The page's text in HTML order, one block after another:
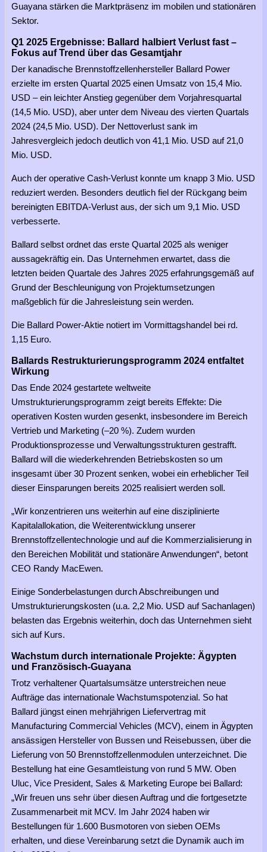
Guayana stärken die Marktpräsenz im mobilen und stationären
Sektor.
Q1 2025 Ergebnisse: Ballard halbiert Verlust fast –
Fokus auf Trend über das Gesamtjahr
Der kanadische Brennstoffzellenhersteller Ballard Power
erzielte im ersten Quartal 2025 einen Umsatz von 15,4 Mio.
USD – ein leichter Anstieg gegenüber dem Vorjahresquartal
(14,5 Mio. USD), aber unter dem Niveau des vierten Quartals
2024 (24,5 Mio. USD). Der Nettoverlust sank im
Jahresvergleich jedoch deutlich von 41,1 Mio. USD auf 21,0
Mio. USD.
Auch der operative Cash-Verlust konnte um knapp 3 Mio. USD
reduziert werden. Besonders deutlich fiel der Rückgang beim
bereinigten EBITDA-Verlust aus, der sich um 9,1 Mio. USD
verbesserte.
Ballard selbst ordnet das erste Quartal 2025 als weniger
aussagekräftig ein. Das Unternehmen erwartet, dass die
letzten beiden Quartale des Jahres 2025 erfahrungsgemäß auf
Grund der Beschleunigung von Projektumsetzungen
maßgeblich für die Jahresleistung sein werden.
Die Ballard Power-Aktie notiert im Vormittagshandel bei rd.
1,15 Euro.
Ballards Restrukturierungsprogramm 2024 entfaltet
Wirkung
Das Ende 2024 gestartete weltweite
Umstrukturierungsprogramm zeigt bereits Effekte: Die
operativen Kosten wurden gesenkt, insbesondere im Bereich
Vertrieb und Marketing (–20 %). Zudem wurden
Produktionsprozesse und Verwaltungsstrukturen gestrafft.
Ballard will die wiederkehrenden Betriebskosten so um
insgesamt über 30 Prozent senken, wobei ein erheblicher Teil
dieser Einsparungen bereits 2025 realisiert werden soll.
„Wir konzentrieren uns weiterhin auf eine disziplinierte
Kapitalallokation, die Weiterentwicklung unserer
Brennstoffzellentechnologie und auf die Kommerzialisierung in
den Bereichen Mobilität und stationäre Anwendungen“, betont
CEO Randy MacEwen.
Einige Sonderbelastungen durch Abschreibungen und
Umstrukturierungskosten (u.a. 2,2 Mio. USD auf Sachanlagen)
belasten das Ergebnis weiterhin, doch das Unternehmen sieht
sich auf Kurs.
Wachstum durch internationale Projekte: Ägypten
und Französisch-Guayana
Trotz verhaltener Quartalsumsätze unterstreichen neue
Aufträge das internationale Wachstumspotenzial. So hat
Ballard jüngst einen mehrjährigen Liefervertrag mit
Manufacturing Commercial Vehicles (MCV), einem in Ägypten
ansässigen Hersteller von Bussen und Reisebussen, über die
Lieferung von 50 Brennstoffzellenmodulen unterzeichnet. Die
Bestellung hat eine Gesamtleistung von rund 5 MW. Oben
Uluc, Vice President, Sales & Marketing Europe bei Ballard:
„Wir freuen uns sehr über diesen Auftrag und die fortgesetzte
Zusammenarbeit mit MCV. Im Jahr 2024 haben wir
Bestellungen für 1.600 Busmotoren von sieben OEMs
erhalten, und diese Vereinbarung setzt die Dynamik auch im